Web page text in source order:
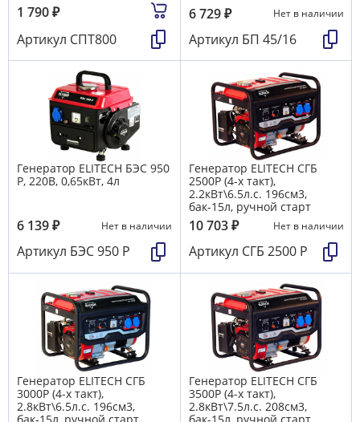
1 790₽
Артикул СПТ800
6 729₽ Нет в наличии
Артикул БП 45/16
Генератор ELITECH БЭС 950
Р, 220В, 0,65кВт, 4л
6 139₽ Нет в наличии
Артикул БЭС 950 Р
Генератор ELITECH СГБ
2500Р (4-х такт),
2.2кВт\6.5л.с. 196см3,
бак-15л, ручной старт
10 703₽ Нет в наличии
Артикул СГБ 2500 Р
Генератор ELITECH СГБ
3000Р (4-х такт),
2.8кВт\6.5л.с. 196см3,
Генератор ELITECH СГБ
3500Р (4-х такт),
2.8кВт\7.5л.с. 208см3,